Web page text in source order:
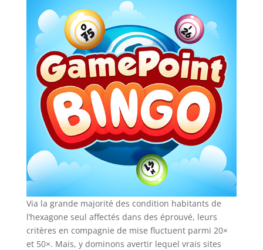
Via la grande majorité des condition habitants de
l’hexagone seul affectés dans des éprouvé, leurs
critères en compagnie de mise fluctuent parmi 20×
et 50×. Mais, y dominons avertir lequel vrais sites